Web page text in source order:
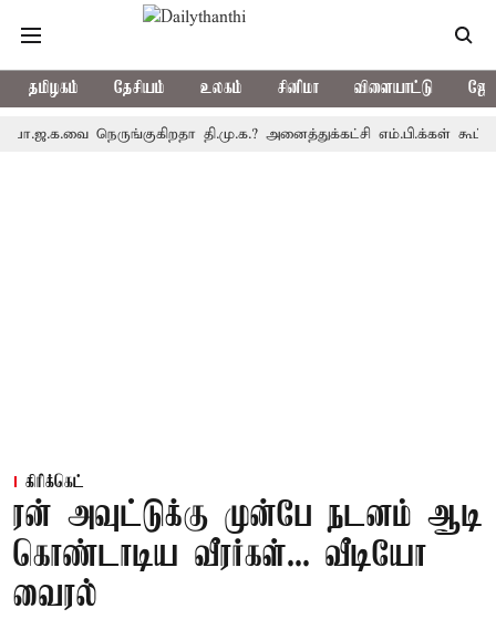
தமிழகம் தேசியம் உலகம் சினிமா விளையாட்டு
நெருங்குகிறதா தி.மு.க.? அனைத்துக்கட்சி எம்.பி.க்கள்
கிரிக்கெட்
ரன் அவுட்டுக்கு முன்பே நடனம் ஆடி
கொண்டாடிய வீரர்கள்... வீடியோ
வைரல்